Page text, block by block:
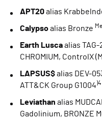
APT20alias
Calypsoalias Bronze
Earth Luscaalias
CHROMIUM, ControlX
LAPSUS$alias DEV-
ATT&CK Group G1004)4
Leviathan alias
Gadolinium, BRONZE